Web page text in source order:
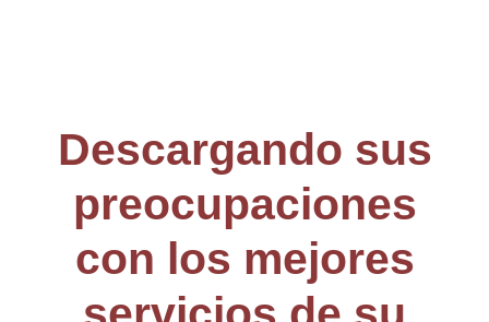
Descargando sus
preocupaciones
con los mejores